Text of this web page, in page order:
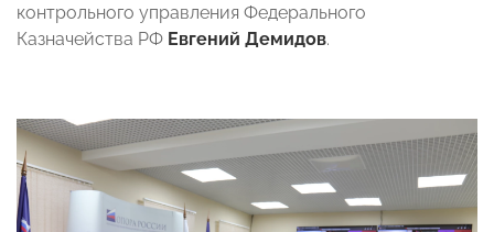
контрольного управления Федерального
Казначейства РФ Евгений Демидов.